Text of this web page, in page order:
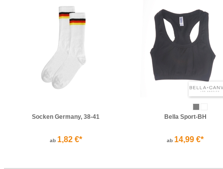
Socken Germany, 38-41
ab 1,82 €*
Bella Sport-BH
ab 14,99 €*